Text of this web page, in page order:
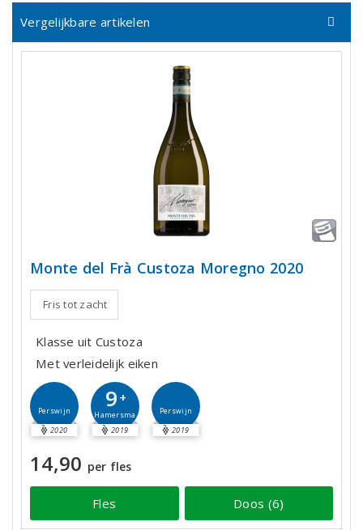
Vergelijkbare artikelen
Monte del Frà Custoza Moregno 2020
Fris tot zacht
Klasse uit Custoza
Met verleidelijk eiken
Perswijn
2020
9 +
Hamersma
2019
Perswijn
2019
14,90 per fles
Fles Doos (6)